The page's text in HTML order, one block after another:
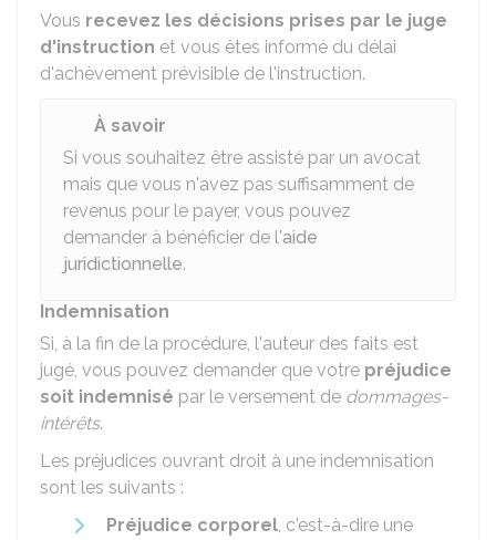
Vous recevez les décisions prises par le juge
d'instruction et vous êtes informé du délai
d'achèvement prévisible de l'instruction.
À savoir
Si vous souhaitez être assisté par un avocat
mais que vous n'avez pas suffisamment de
revenus pour le payer, vous pouvez
demander à bénéficier de l'aide
juridictionnelle.
Indemnisation
Si, à la fin de la procédure, l'auteur des faits est
jugé, vous pouvez demander que votre préjudice
soit indemnisé par le versement de dommages-
intérêts.
Les préjudices ouvrant droit à une indemnisation
sont les suivants :
Préjudice corporel, c'est-à-dire une